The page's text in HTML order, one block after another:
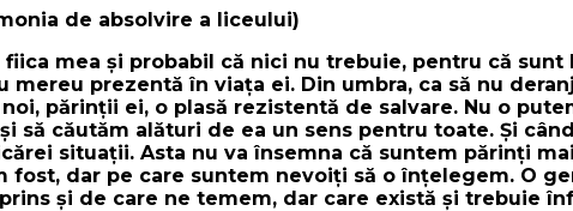
de absolvire a liceului)
mea şi probabil că nici nu trebuie, pentru că
prezentă în viaţa ei. Din umbra, ca să nu
părinţii ei, o plasă rezistentă de salvare. Nu o
să căutăm alături de ea un sens pentru toate. Şi
situaţii. Asta nu va însemna că suntem părinţi
dar pe care suntem nevoiţi să o înţelegem. O
şi de care ne temem, dar care există şi trebuie